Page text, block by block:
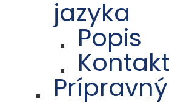
jazyka
Popis
Kontakt